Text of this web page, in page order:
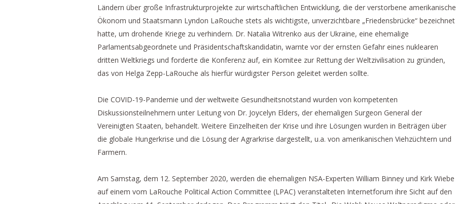
Ländern über große Infrastrukturprojekte zur wirtschaftlichen Entwicklung, die der verstorbene amerikanische
Ökonom und Staatsmann Lyndon LaRouche stets als wichtigste, unverzichtbare „Friedensbrücke“ bezeichnet
hatte, um drohende Kriege zu verhindern. Dr. Natalia Witrenko aus der Ukraine, eine ehemalige
Parlamentsabgeordnete und Präsidentschaftskandidatin, warnte vor der ernsten Gefahr eines nuklearen
dritten Weltkriegs und forderte die Konferenz auf, ein Komitee zur Rettung der Weltzivilisation zu gründen,
das von Helga Zepp-LaRouche als hierfür würdigster Person geleitet werden sollte.
Die COVID-19-Pandemie und der weltweite Gesundheitsnotstand wurden von kompetenten
Diskussionsteilnehmern unter Leitung von Dr. Joycelyn Elders, der ehemaligen Surgeon General der
Vereinigten Staaten, behandelt. Weitere Einzelheiten der Krise und ihre Lösungen wurden in Beiträgen über
die globale Hungerkrise und die Lösung der Agrarkrise dargestellt, u.a. von amerikanischen Viehzüchtern und
Farmern.
Am Samstag, dem 12. September 2020, werden die ehemaligen NSA-Experten William Binney und Kirk Wiebe
auf einem vom LaRouche Political Action Committee (LPAC) veranstalteten Internetforum ihre Sicht auf den